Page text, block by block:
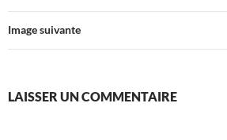
Image suivante
LAISSER UN COMMENTAIRE